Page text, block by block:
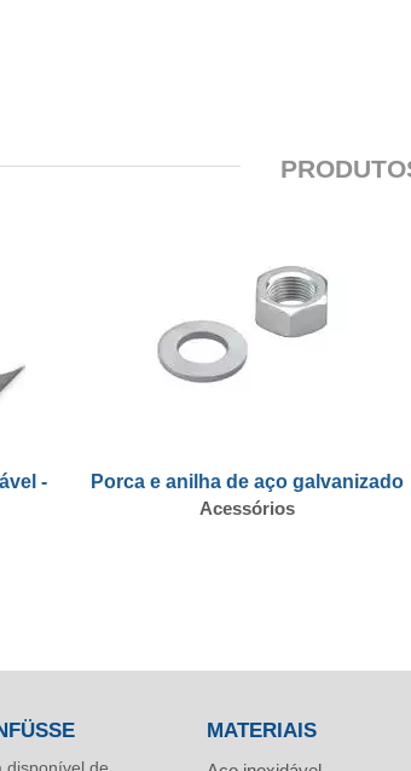
-
Porca e anilha de aço galvanizado
Acessórios
disponível de
MATERIAIS